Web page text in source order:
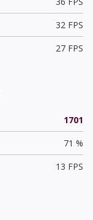
32 FPS
27 FPS
1701
71 %
13 FPS